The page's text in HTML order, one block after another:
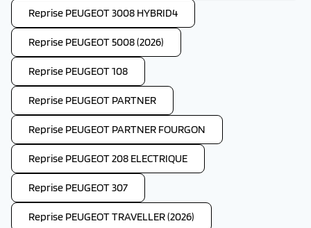
Reprise PEUGEOT 3008 HYBRID4
Reprise PEUGEOT 5008 (2026)
Reprise PEUGEOT 108
Reprise PEUGEOT PARTNER
Reprise PEUGEOT PARTNER FOURGON
Reprise PEUGEOT 208 ELECTRIQUE
Reprise PEUGEOT 307
Reprise PEUGEOT TRAVELLER (2026)